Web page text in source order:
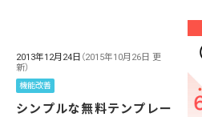
2013年12月24日 （2015年10月26日 更
新）
機能改善
シンプルな無料テンプレー